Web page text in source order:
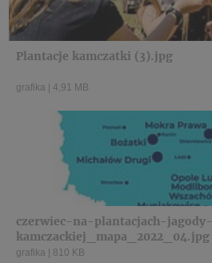
Plantacje kamczatki (3).jpg
grafika | 4,91 MB
czerwiec-na-plantacjach-jagody-
kamczackiej_mapa_2022_04.jpg
grafika | 810 KB